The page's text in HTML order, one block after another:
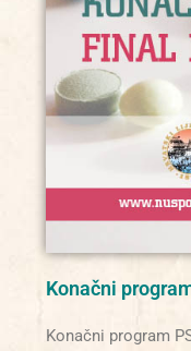
Konačni
Konačni program